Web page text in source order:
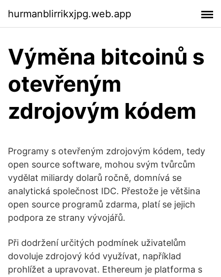
hurmanblirrikxjpg.web.app
Výměna bitcoinů s
otevřeným
zdrojovým kódem
Programy s otevřeným zdrojovým kódem, tedy
open source software, mohou svým tvůrcům
vydělat miliardy dolarů ročně, domnívá se
analytická společnost IDC. Přestože je většina
open source programů zdarma, platí se jejich
podpora ze strany vývojářů.
Při dodržení určitých podmínek uživatelům
dovoluje zdrojový kód využívat, například
prohlížet a upravovat. Ethereum je platforma s